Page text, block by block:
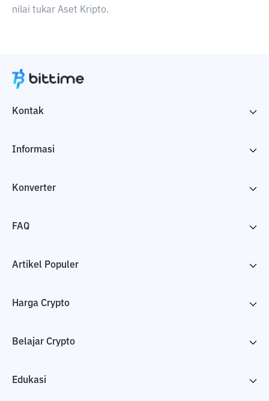
nilai tukar Aset Kripto.
Kontak
Informasi
Konverter
FAQ
Artikel Populer
Harga Crypto
Belajar Crypto
Edukasi